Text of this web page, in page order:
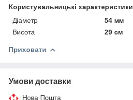
Користувальницькі характеристики
Діаметр
54 мм
Висота
29 см
Приховати
Умови доставки
Нова Пошта